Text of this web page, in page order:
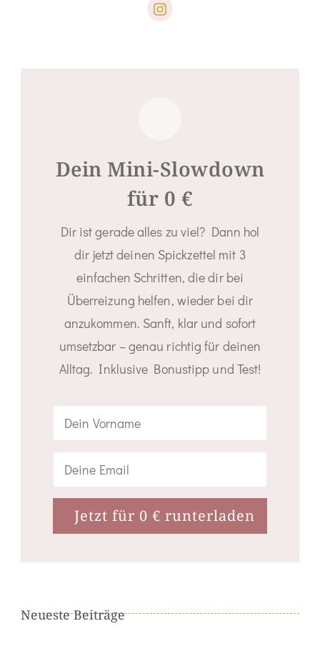
Dein Mini-Slowdown
für 0 €
Dir ist gerade alles zu viel? Dann hol
dir jetzt deinen Spickzettel mit 3
einfachen Schritten, die dir bei
Überreizung helfen, wieder bei dir
anzukommen. Sanft, klar und sofort
umsetzbar – genau richtig für deinen
Alltag. Inklusive Bonustipp und Test!
Neueste Beiträge